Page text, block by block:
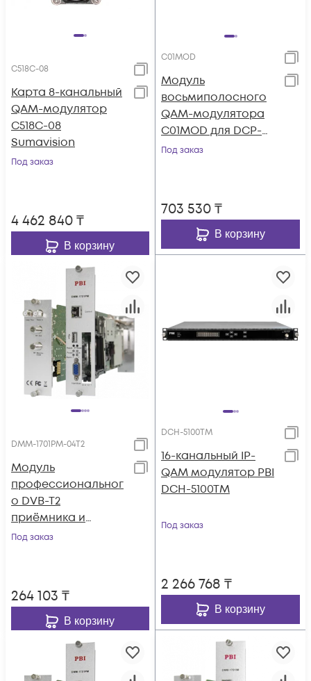
C518C-08
Карта 8-канальный
QAM-модулятор
C518C-08
Sumavision
Под заказ
4 462 840₸
В корзину
C01MOD
Модуль
восьмиполосного
QAM-модулятора
C01MOD для DCP-
3000MF
Под заказ
703 530₸
В корзину
DMM-1701PM-04T2
Модуль
профессиональног
о DVB-T2
приёмника и
двойного
Под заказ
264 103 ₸
В корзину
DCH-5100TM
16-канальный IP-
QAM модулятор PBI
DCH-5100TM
Под заказ
2 266 768 ₸
В корзину